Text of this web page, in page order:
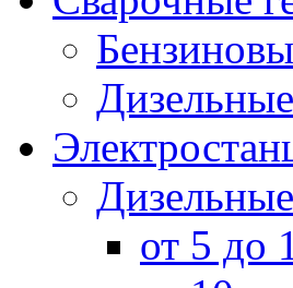
Дизельные
Дизельные
от 5 до